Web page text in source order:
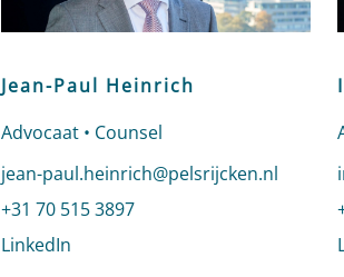
Jean-Paul Heinrich
Advocaat • Counsel
Stuur een e-mail naar Jean-Paul Heinrich
jean-paul.heinrich@pelsrijcken.nl
Bel naar Jean-Paul Heinrich
+31 70 515 3897
LinkedIn